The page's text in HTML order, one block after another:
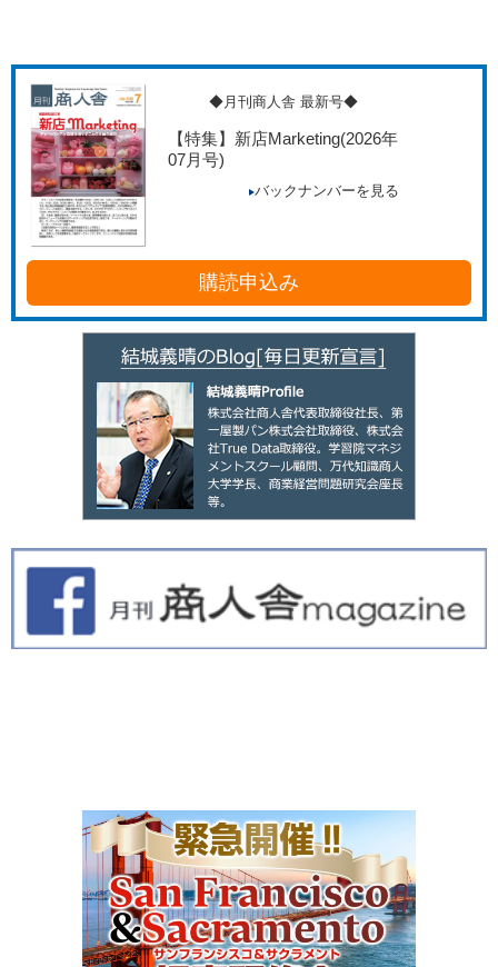
◆月刊商人舎 最新号◆
【特集】新店Marketing(2026年
07月号)
バックナンバーを見る
購読申込み